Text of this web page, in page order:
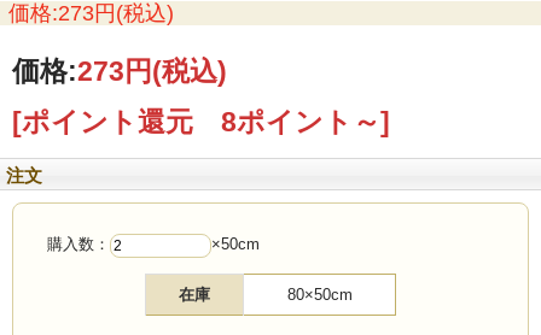
価格:273円(税込)
価格:273円(税込)
[ポイント還元 8ポイント～]
注文
購入数： ×50cm
在庫 80×50cm